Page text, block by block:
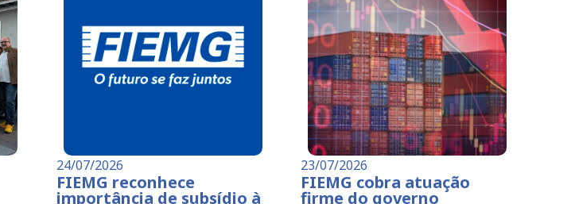
24/07/2026
FIEMG reconhece
importância de subsídio à
23/07/2026
FIEMG cobra atuação
firme do governo